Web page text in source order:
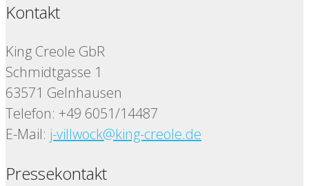
Kontakt
King Creole GbR
Schmidtgasse 1
63571 Gelnhausen
Telefon: +49 6051/14487
E-Mail: j-villwock@king-creole.de
Pressekontakt